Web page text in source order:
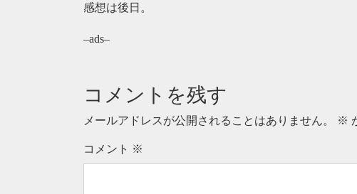
感想は後日。
–ads–
コメントを残す
メールアドレスが公開されることはありません。 ※
コメント ※